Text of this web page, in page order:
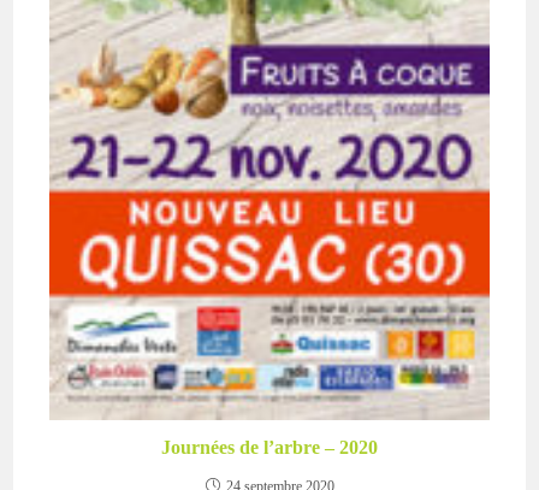
Journées de l’arbre – 2020
24 septembre 2020